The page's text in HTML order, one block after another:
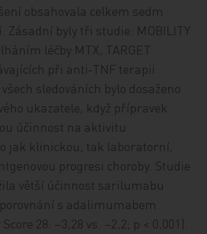
obsahovala celkem sedm
Zásadní byly tři studie: MOBILITY
léčby MTX, TARGET
při anti‑TNF terapii
všech sledováních bylo dosaženo
ukazatele, když přípravek
účinnost na aktivitu
jak klinickou, tak laboratorní,
progresi choroby. Studie
větší účinnost sarilumabu
s adalimumabem
28: –3,28 vs. –2,2; p < 0,001).